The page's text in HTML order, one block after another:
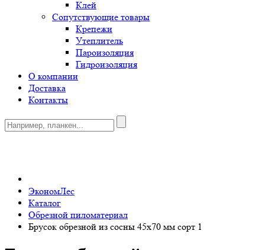
Клей
Сопутствующие товары
Крепежи
Утеплитель
Пароизоляция
Гидроизоляция
О компании
Доставка
Контакты
ЭкономЛес
Каталог
Обрезной пиломатериал
Брусок обрезной из сосны 45x70 мм сорт 1